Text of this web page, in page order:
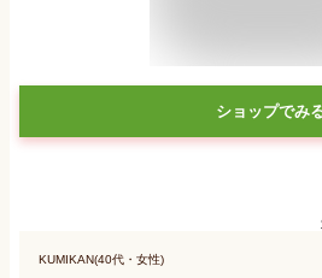
ショップでみ
KUMIKAN(40代・女性)